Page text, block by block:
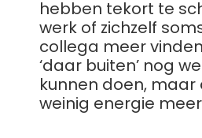
hebben tekort te
werk of zichzelf
collega meer
‘daar buiten’ nog
kunnen doen,
weinig energie